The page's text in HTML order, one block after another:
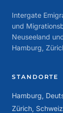
Intergate
und
Neuseeland
Hamburg,
STANDORTE
Hamburg,
Zürich, Schweiz